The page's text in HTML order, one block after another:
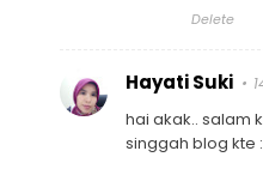
Delete
Hayati Suki
hai akak.. salam
singgah blog kte